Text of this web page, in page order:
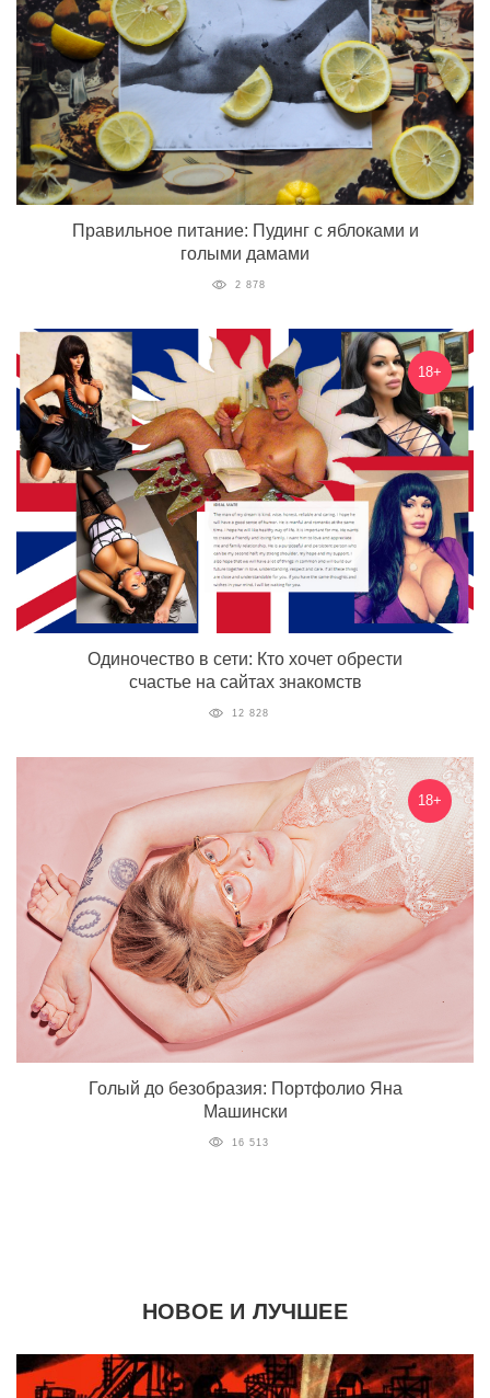
Правильное питание: Пудинг с яблоками и
голыми дамами
2 878
18+
Одиночество в сети: Кто хочет обрести
счастье на сайтах знакомств
12 828
18+
Голый до безобразия: Портфолио Яна
Машински
16 513
НОВОЕ И ЛУЧШЕЕ